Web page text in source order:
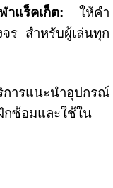
แร็คเก็ต: ให้คำ
ร สำหรับผู้เล่นทุก
แนะนำอุปกรณ์
กซ้อมและใช้ใน